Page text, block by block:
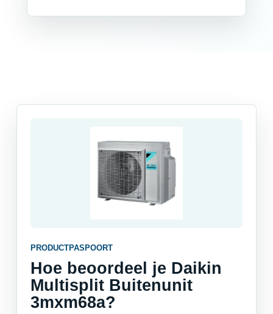
PRODUCTPASPOORT
Hoe beoordeel je Daikin
Multisplit Buitenunit
3mxm68a?